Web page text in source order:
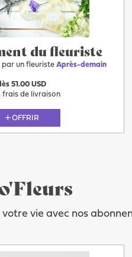
du fleuriste
par un fleuristeAprès-demain
demain
51.00 USD
frais de livraison
OFFRIR
vie avec nos